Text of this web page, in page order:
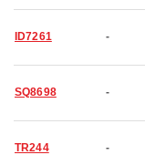
ID7261 -
SQ8698 -
TR244 -